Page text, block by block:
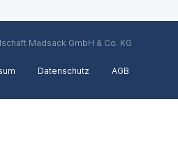
Madsack GmbH & Co. KG
Datenschutz AGB